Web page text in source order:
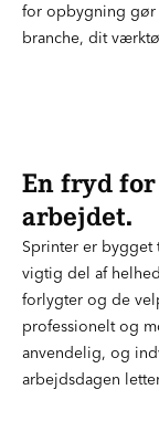
for opbygning gør
branche, dit
En fryd
arbejdet.
Sprinter er bygget
vigtig del af
forlygter og de
professionelt og
anvendelig, og
arbejdsdagen